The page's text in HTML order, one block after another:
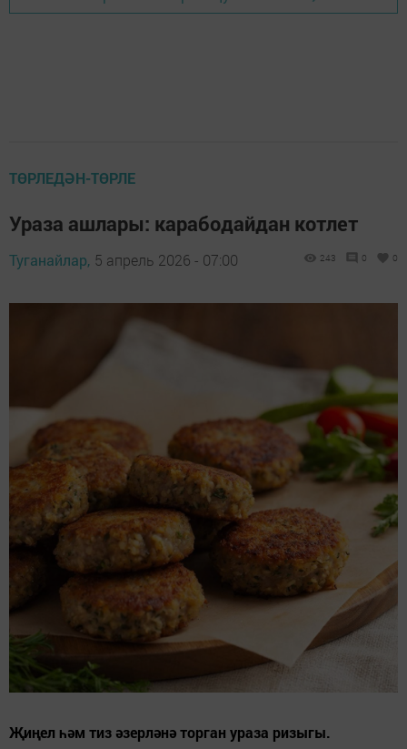
ТӨРЛЕДӘН-ТӨРЛЕ
Ураза ашлары: карабодайдан котлет
Туганайлар, 5 апрель 2026 - 07:00 243 0 0
Җиңел һәм тиз әзерләнә торган ураза ризыгы.